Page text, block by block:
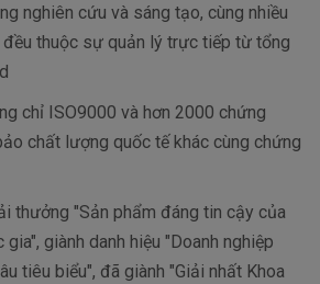
nghiên cứu và sáng tạo, cùng nhiều
đều thuộc sự quản lý trực tiếp từ tổng
chỉ ISO9000 và hơn 2000 chứng
chất lượng quốc tế khác cùng chứng
thưởng "Sản phẩm đáng tin cậy của
giành danh hiệu "Doanh nghiệp
tiêu biểu", đã giành "Giải nhất Khoa